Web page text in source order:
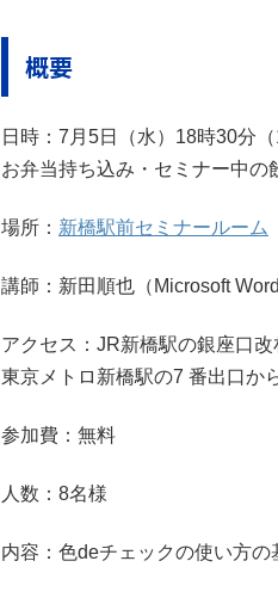
概要
日時：7月5日（水）18時30分
お弁当持ち込み・セミナー中の
場所： 新橋駅前セミナールーム
講師：新田順也（Microsoft
アクセス：JR新橋駅の銀座口
東京メトロ新橋駅の7 番出口か
参加費：無料
人数：8名様
内容：色deチェックの使い方